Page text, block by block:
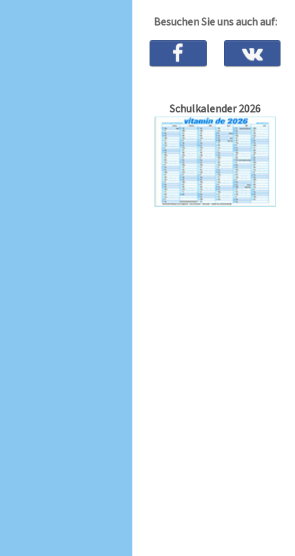
Besuchen Sie uns auch auf:
Schulkalender 2026